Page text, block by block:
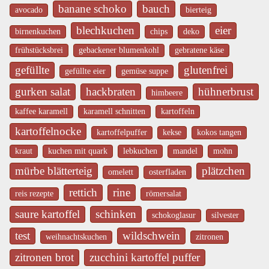
avocado banane schoko bauch bierteig
birnenkuchen blechkuchen chips deko eier
frühstücksbrei gebackener blumenkohl gebratene käse
gefüllte gefüllte eier gemüse suppe
glutenfrei
gurken salat
hackbraten himbeere hühnerbrust
kaffee karamell karamell schnitten kartoffeln
kartoffelnocke kartoffelpuffer kekse kokos tangen
kraut kuchen mit quark lebkuchen mandel mohn
mürbe blätterteig omelett osterfladen plätzchen
reis rezepte rettich rine römersalat
saure kartoffel schinken schokoglasur silvester
test weihnachtskuchen wildschwein zitronen
zitronen brot zucchini kartoffel puffer